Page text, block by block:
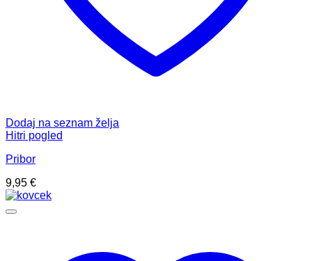
Dodaj na seznam želja
Hitri pogled
Pribor
9,95 €